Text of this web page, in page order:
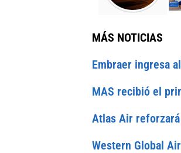
MÁS NOTICIAS
Embraer ingresa
MAS recibió el
Atlas Air
Western Global